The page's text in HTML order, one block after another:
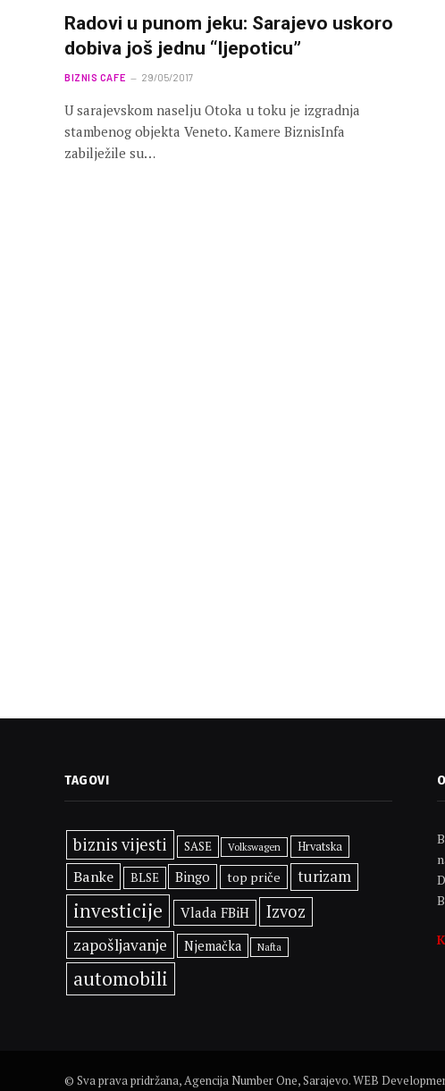
Radovi u punom jeku: Sarajevo uskoro
dobiva još jednu “ljepoticu”
BIZNIS CAFE 29/05/2017
U sarajevskom naselju Otoka u toku je izgradnja
stambenog objekta Veneto. Kamere BiznisInfa
zabilježile su…
TAGOVI
biznis vijesti SASE Volkswagen Hrvatska
Banke BLSE Bingo top priče turizam
investicije Vlada FBiH Izvoz
zapošljavanje Njemačka Nafta
automobili
© Sva prava pridržana, Agencija Number One, Sarajevo. WEB